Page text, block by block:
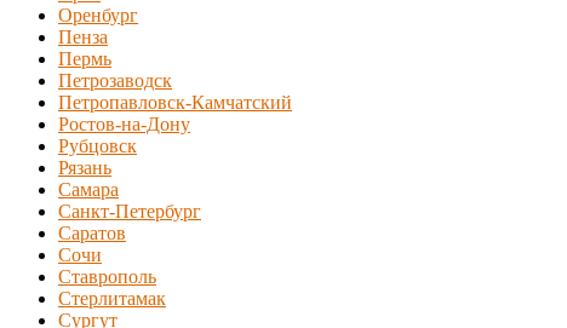
Оренбург
Пенза
Пермь
Петрозаводск
Петропавловск-Камчатский
Ростов-на-Дону
Рубцовск
Рязань
Самара
Санкт-Петербург
Саратов
Сочи
Ставрополь
Стерлитамак
Сургут